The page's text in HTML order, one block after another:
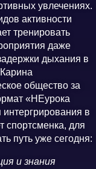
увлечениях.
активности
тренировать
даже
дыхания в
общество за
«НЕурока
в
спортсменка, для
путь уже сегодня:
и знания